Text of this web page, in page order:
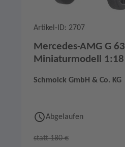
Artikel-ID: 2707
Mercedes-AMG G 63
Miniaturmodell 1:18
Schmolck GmbH & Co. KG
Abgelaufen
statt 180 €